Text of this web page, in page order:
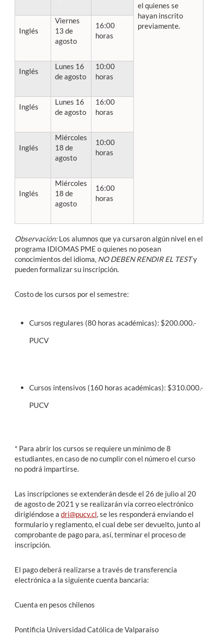
el quienes se
hayan inscrito
previamente.
Inglés
Viernes
13 de
agosto
16:00
horas
Inglés
Lunes 16
de agosto
10:00
horas
Inglés
Lunes 16
de agosto
16:00
horas
Inglés
Miércoles
18 de
agosto
10:00
horas
Inglés
Miércoles
18 de
agosto
16:00
horas
Observación:Los alumnos que ya cursaron algún nivel en el
programa IDIOMAS PME o quienes no posean
conocimientos del idioma, NO DEBEN RENDIR EL TESTy
pueden formalizar su inscripción.
Costo de los cursos por el semestre:
Cursos regulares (80 horas académicas): $200.000.-
PUCV
Cursos intensivos (160 horas académicas): $310.000.-
PUCV
* Para abrir los cursos se requiere un mínimo de 8
estudiantes, en caso de no cumplir con el número el curso
no podrá impartirse.
Las inscripciones se extenderán desde el 26 de julio al 20
de agosto de 2021 y se realizarán vía correo electrónico
dirigiéndose a dri@pucv.cl, se les responderá enviando el
formulario y reglamento, el cual debe ser devuelto, junto al
comprobante de pago para, así, terminar el proceso de
inscripción.
El pago deberá realizarse a través de transferencia
electrónica a la siguiente cuenta bancaria:
Cuenta en pesos chilenos
Pontificia Universidad Católica de Valparaíso